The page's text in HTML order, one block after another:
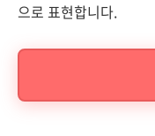
으로 표현합니다.